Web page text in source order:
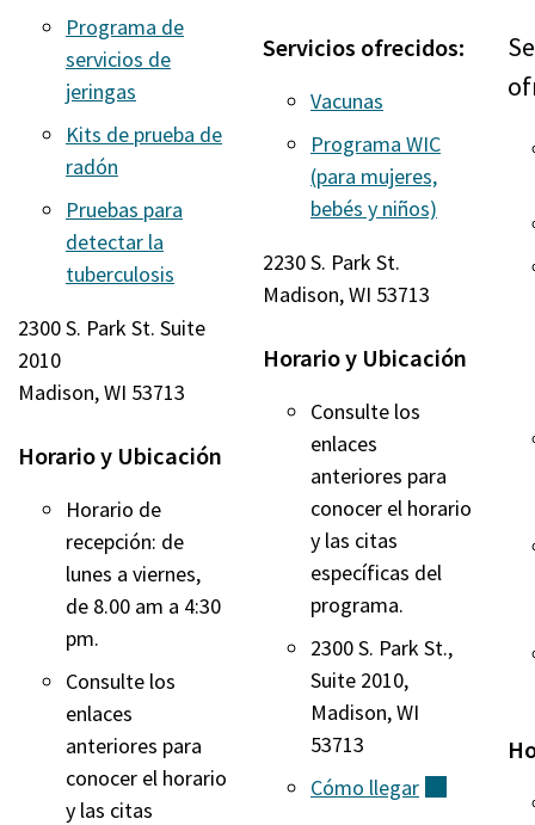
Programa de
servicios de
jeringas
Kits de prueba de
radón
Pruebas para
detectar la
tuberculosis
2300 S. Park St. Suite
2010
Madison, WI 53713
Horario y Ubicación
Horario de
recepción: de
lunes a viernes,
de 8.00 am a 4:30
pm.
Consulte los
enlaces
anteriores para
conocer el horario
y las citas
Servicios ofrecidos:
Vacunas
Programa WIC
(para mujeres,
bebés y niños)
2230 S. Park St.
Madison, WI 53713
Horario y Ubicación
Consulte los
enlaces
anteriores para
conocer el horario
y las citas
específicas del
programa.
2300 S. Park St.,
Suite 2010,
Madison, WI
53713
Cómo llegar